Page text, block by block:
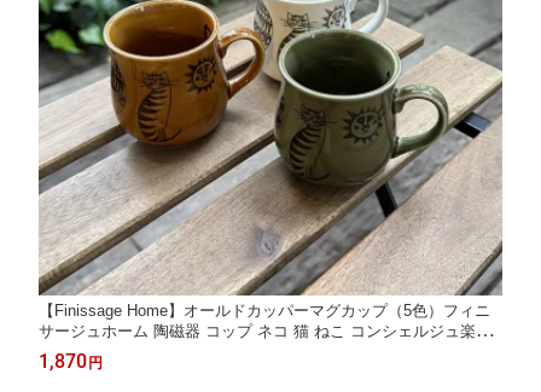
【Finissage Home】オールドカッパーマグカップ（5色）フィニ
サージュホーム 陶磁器 コップ ネコ 猫 ねこ コンシェルジュ楽天
市場店 ヘミングス公式ショップ ギフト
1,870円